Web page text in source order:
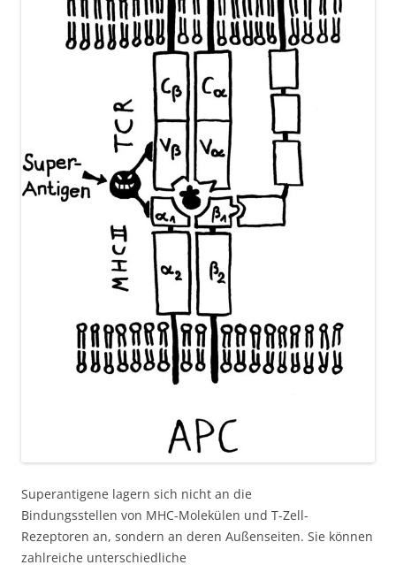
Superantigene lagern sich nicht an die
Bindungsstellen von MHC-Molekülen und T-Zell-
Rezeptoren an, sondern an deren Außenseiten. Sie können
zahlreiche unterschiedliche